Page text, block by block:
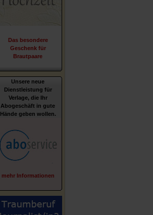
Das besondere
Geschenk für
Brautpaare
Unsere neue
Dienstleistung für
Verlage, die Ihr
Abogeschäft in gute
Hände geben wollen.
mehr Informationen